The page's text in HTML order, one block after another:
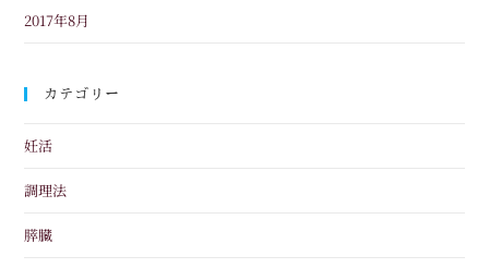
2017年8月
カテゴリー
妊活
調理法
膵臓